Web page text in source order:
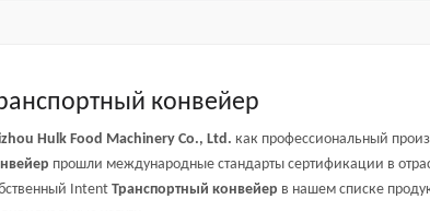
конвейер
Hulk Food Machinery Co., Ltd. как профессиональный
прошли международные стандарты сертификации в
Intent Транспортный конвейер в нашем списке